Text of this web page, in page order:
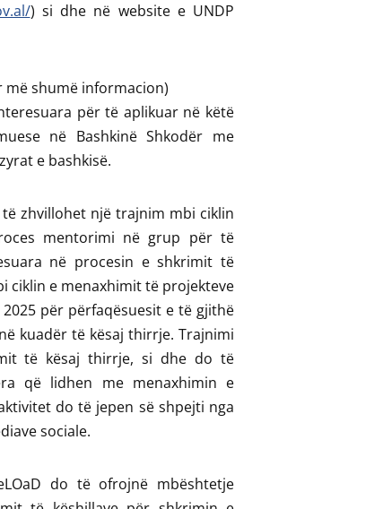
) si dhe në website e UNDP
shumë informacion)
për të aplikuar në këtë
në Bashkinë Shkodër me
e bashkisë.
zhvillohet një trajnim mbi ciklin
mentorimi në grup për të
në procesin e shkrimit të
ciklin e menaxhimit të projekteve
për përfaqësuesit e të gjithë
kuadër të kësaj thirrje. Trajnimi
të kësaj thirrje, si dhe do të
që lidhen me menaxhimin e
do të jepen së shpejti nga
sociale.
do të ofrojnë mbështetje